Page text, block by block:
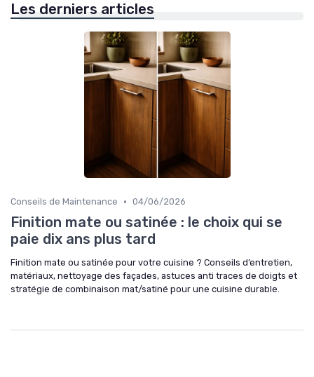
Les derniers articles
Conseils de Maintenance • 04/06/2026
Finition mate ou satinée : le choix qui se
paie dix ans plus tard
Finition mate ou satinée pour votre cuisine ? Conseils d’entretien,
matériaux, nettoyage des façades, astuces anti traces de doigts et
stratégie de combinaison mat/satiné pour une cuisine durable.